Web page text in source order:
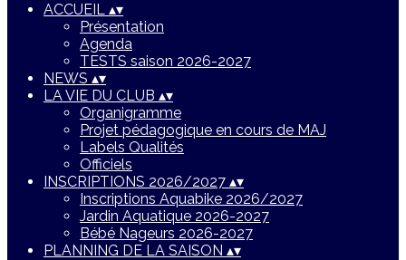
ACCUEIL ▴▾
Présentation
Agenda
TESTS saison 2026-2027
NEWS ▴▾
LA VIE DU CLUB ▴▾
Organigramme
Projet pédagogique en cours de MAJ
Labels Qualités
Officiels
INSCRIPTIONS 2026/2027 ▴▾
Inscriptions Aquabike 2026/2027
Jardin Aquatique 2026-2027
Bébé Nageurs 2026-2027
PLANNING DE LA SAISON ▴▾